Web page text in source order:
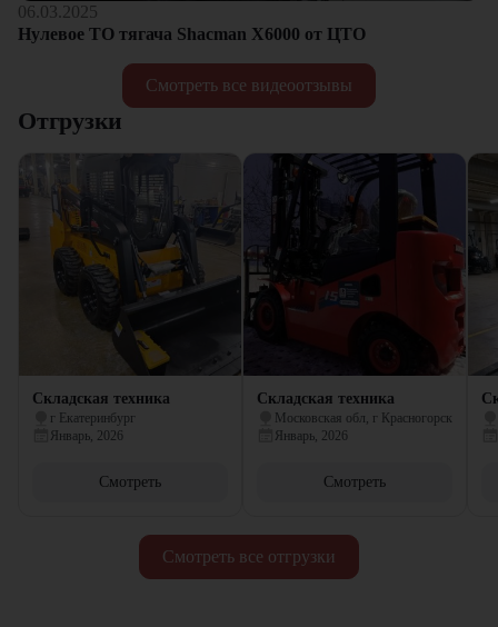
Смотреть все видеоотзывы
06.03.2025
Нулевое ТО тягача Shacman Х6000 от ЦТО
Смотреть все отгрузки
Отгрузки
Складская техника
г Екатеринбург
Январь, 2026
Смотреть
Складская техника
Московская обл, г Красногорск
Январь, 2026
Смотреть